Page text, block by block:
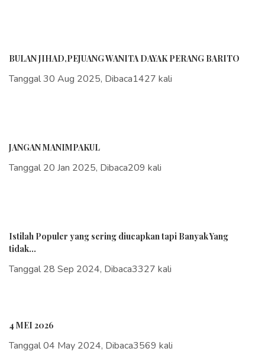
BULAN JIHAD,PEJUANG WANITA DAYAK PERANG BARITO
Tanggal 30 Aug 2025, Dibaca1427 kali
JANGAN MANIMPAKUL
Tanggal 20 Jan 2025, Dibaca209 kali
Istilah Populer yang sering diucapkan tapi Banyak Yang
tidak...
Tanggal 28 Sep 2024, Dibaca3327 kali
4 MEI 2026
Tanggal 04 May 2024, Dibaca3569 kali